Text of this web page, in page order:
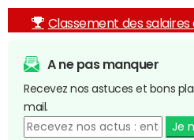
Classement des
A ne pas manquer
Recevez nos astuces et bons
mail.
Je